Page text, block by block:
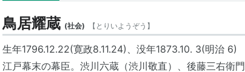
鳥居耀蔵 (社会) 【 とりいようぞう 】
生年1796.12.22(寛政8.11.24)、没年1873.10. 3(明治 6)
江戸幕末の幕臣。渋川六蔵（渋川敬直）、 後藤三右衛門